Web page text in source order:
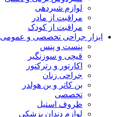
لوازم شیردهی
مراقبت از مادر
مراقبت از کودک
ابزار جراحی تخصصی و عمومی
پنست و پنس
قیچی و سوزنگیر
اکارتور و رترکتور
جراحی زنان
بن کاتر و بن هولدر
تخصصی
ظروف استیل
لوازم دندان پزشکی